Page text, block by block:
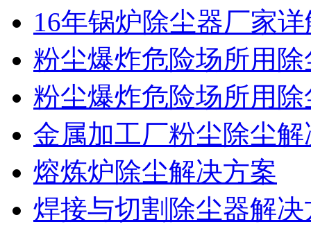
16年锅炉除尘器厂家
粉尘爆炸危险场所用
粉尘爆炸危险场所用
金属加工厂粉尘除尘
熔炼炉除尘解决方案
焊接与切割除尘器解决